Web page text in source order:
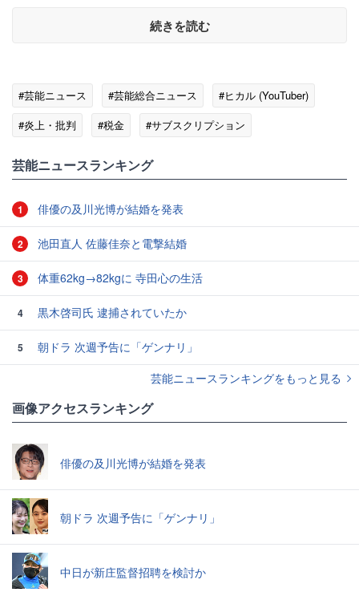
続きを読む
#芸能ニュース #芸能総合ニュース
#ヒカル (YouTuber)
#炎上・批判
#税金 #サブスクリプション
芸能ニュースランキング
1 俳優の及川光博が結婚を発表
2 池田直人 佐藤佳奈と電撃結婚
3 体重62kg→82kgに 寺田心の生活
4 黒木啓司氏 逮捕されていたか
5
朝ドラ 次週予告に「ゲンナリ」
芸能ニュースランキングをもっと見る
画像アクセスランキング
俳優の及川光博が結婚を発表
朝ドラ 次週予告に「ゲンナリ」
中日が新庄監督招聘を検討か